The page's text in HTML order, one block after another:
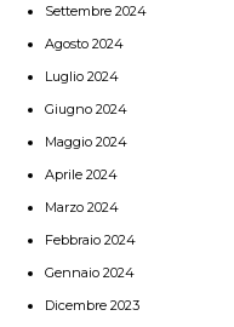
Settembre 2024
Agosto 2024
Luglio 2024
Giugno 2024
Maggio 2024
Aprile 2024
Marzo 2024
Febbraio 2024
Gennaio 2024
Dicembre 2023